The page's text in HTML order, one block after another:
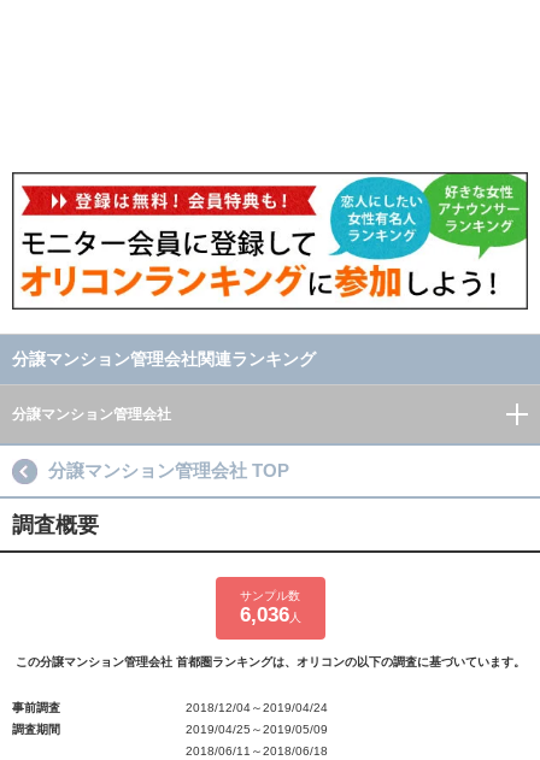
分譲マンション管理会社関連ランキング
分譲マンション管理会社
分譲マンション管理会社 TOP
調査概要
サンプル数
6,036人
この分譲マンション管理会社 首都圏ランキングは、オリコンの以下の調査に基づいています。
事前調査
2018/12/04～2019/04/24
調査期間
2019/04/25～2019/05/09
2018/06/11～2018/06/18